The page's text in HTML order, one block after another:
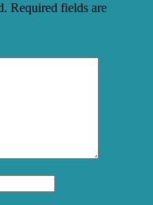
Required fields are